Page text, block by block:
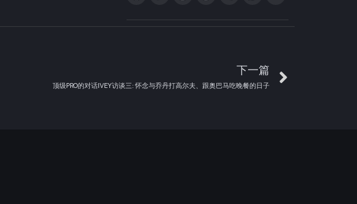
下一篇
顶级PRO的对话IVEY访谈三: 怀念与乔丹打高尔夫、跟奥巴马吃晚餐的日子